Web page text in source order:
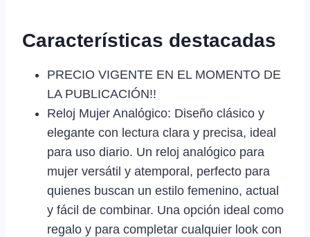
Características destacadas
PRECIO VIGENTE EN EL MOMENTO DE
LA PUBLICACIÓN!!
Reloj Mujer Analógico: Diseño clásico y
elegante con lectura clara y precisa, ideal
para uso diario. Un reloj analógico para
mujer versátil y atemporal, perfecto para
quienes buscan un estilo femenino, actual
y fácil de combinar. Una opción ideal como
regalo y para completar cualquier look con